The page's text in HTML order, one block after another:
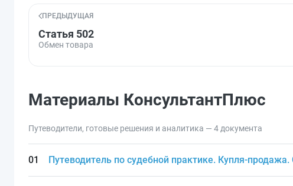
ПРЕДЫДУЩАЯ
Статья 502
Обмен товара
Материалы КонсультантПлюс
Путеводители, готовые решения и аналитика — 4 документа
Путеводитель по судебной практике. Купля-